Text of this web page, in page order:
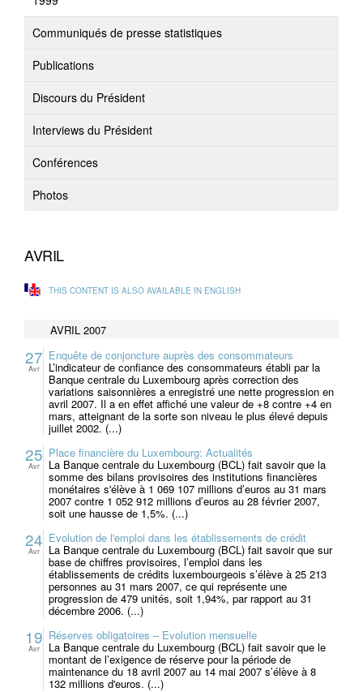
Communiqués de presse statistiques
Publications
Discours du Président
Interviews du Président
Conférences
Photos
AVRIL
THIS CONTENT IS ALSO AVAILABLE IN ENGLISH
AVRIL 2007
27
Avr
Enquête de conjoncture auprès des consommateurs
L’indicateur de confiance des consommateurs établi par la
Banque centrale du Luxembourg après correction des
variations saisonnières a enregistré une nette progression en
avril 2007. Il a en effet affiché une valeur de +8 contre +4 en
mars, atteignant de la sorte son niveau le plus élevé depuis
juillet 2002. (...)
25
Avr
Place financière du Luxembourg: Actualités
La Banque centrale du Luxembourg (BCL) fait savoir que la
somme des bilans provisoires des institutions financières
monétaires s'élève à 1 069 107 millions d’euros au 31 mars
2007 contre 1 052 912 millions d’euros au 28 février 2007,
soit une hausse de 1,5%. (...)
24
Avr
Evolution de l'emploi dans les établissements de crédit
La Banque centrale du Luxembourg (BCL) fait savoir que sur
base de chiffres provisoires, l’emploi dans les
établissements de crédits luxembourgeois s’élève à 25 213
personnes au 31 mars 2007, ce qui représente une
progression de 479 unités, soit 1,94%, par rapport au 31
décembre 2006. (...)
19
Avr
Réserves obligatoires – Evolution mensuelle
La Banque centrale du Luxembourg (BCL) fait savoir que le
montant de l’exigence de réserve pour la période de
maintenance du 18 avril 2007 au 14 mai 2007 s’élève à 8
132 millions d'euros. (...)